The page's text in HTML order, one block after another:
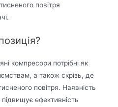
повітря
компресори потрібні як
а також скрізь, де
повітря. Наявність
ефективність